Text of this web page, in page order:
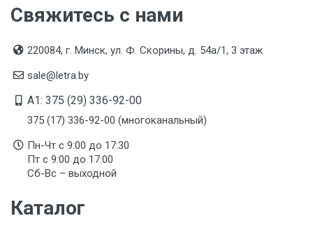
Свяжитесь с нами
220084, г. Минск, ул. Ф. Скорины, д. 54а/1, 3 этаж
sale@letra.by
A1: 375 (29) 336-92-00
375 (17) 336-92-00 (многоканальный)
Пн-Чт с 9:00 до 17:30
Пт с 9:00 до 17:00
Сб-Вс – выходной
Каталог